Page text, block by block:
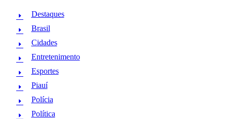
Destaques
Brasil
Cidades
Entretenimento
Esportes
Piauí
Polícia
Política